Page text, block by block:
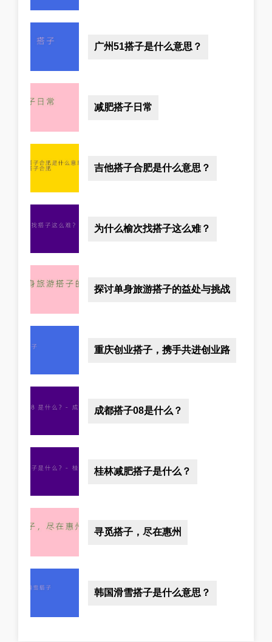
广州51搭子是什么意思？
减肥搭子日常
吉他搭子合肥是什么意思？
为什么榆次找搭子这么难？
探讨单身旅游搭子的益处与挑战
重庆创业搭子，携手共进创业路
成都搭子08是什么？
桂林减肥搭子是什么？
寻觅搭子，尽在惠州
韩国滑雪搭子是什么意思？